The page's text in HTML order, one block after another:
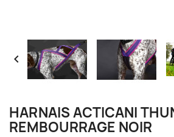

HARNAIS ACTICANI
REMBOURRAGE NOIR